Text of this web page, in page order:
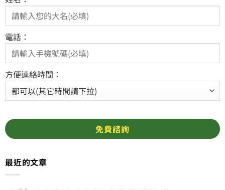
電話：
方便連絡時間：
最近的文章